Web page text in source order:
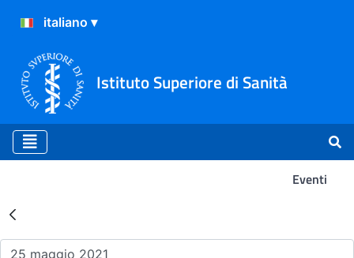
Istituto Superiore di Sanità
Eventi
Risultati della Ricerca -